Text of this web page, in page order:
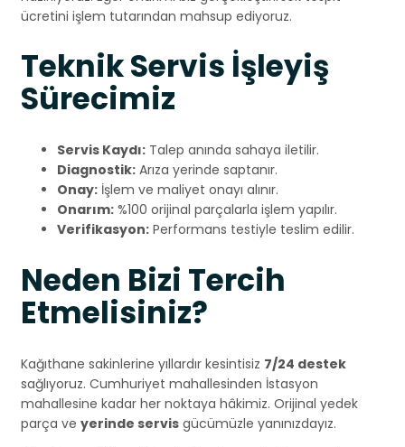
ücretini işlem tutarından mahsup ediyoruz.
Teknik Servis İşleyiş
Sürecimiz
Servis Kaydı: Talep anında sahaya iletilir.
Diagnostik: Arıza yerinde saptanır.
Onay: İşlem ve maliyet onayı alınır.
Onarım: %100 orijinal parçalarla işlem yapılır.
Verifikasyon: Performans testiyle teslim edilir.
Neden Bizi Tercih
Etmelisiniz?
Kağıthane sakinlerine yıllardır kesintisiz 7/24 destek
sağlıyoruz. Cumhuriyet mahallesinden İstasyon
mahallesine kadar her noktaya hâkimiz. Orijinal yedek
parça ve yerinde servis gücümüzle yanınızdayız.